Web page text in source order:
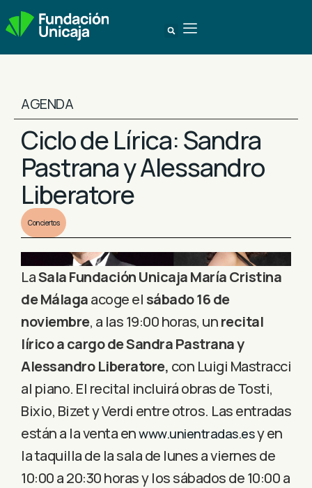
AGENDA
Ciclo de Lírica: Sandra
Pastrana y Alessandro
Liberatore
Conciertos
LaSala Fundación Unicaja María Cristina
de Málagaacoge elsábado 16 de
noviembre, a las 19:00 horas, unrecital
lírico a cargo de Sandra Pastrana y
Alessandro Liberatore, con Luigi Mastracci
al piano. El recital incluirá obras de Tosti,
Bixio, Bizet y Verdi entre otros. Las entradas
están a la venta enwww.unientradas.esy en
la taquilla de la sala de lunes a viernes de
10:00 a 20:30 horas y los sábados de 10:00 a